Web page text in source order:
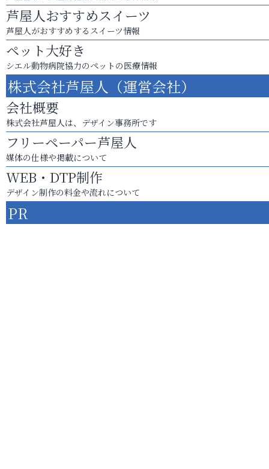
芦屋人おすすめスイーツ
芦屋人がおすすめするスイーツ情報
ペット大好き
シエル動物病院協力のペットの医療情報
株式会社芦屋人（運営会社）
会社概要
株式会社芦屋人は、デザイン事務所です
フリーペーパー芦屋人
媒体の仕様や掲載について
WEB・DTP制作
デザイン制作の料金や流れについて
PR